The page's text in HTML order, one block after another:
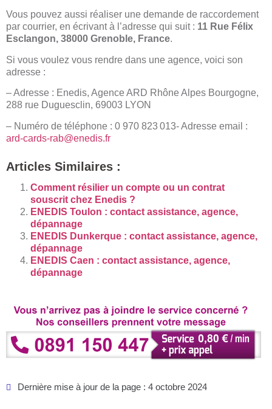
Vous pouvez aussi réaliser une demande de raccordement
par courrier, en écrivant à l’adresse qui suit : 11 Rue Félix
Esclangon, 38000 Grenoble, France.
Si vous voulez vous rendre dans une agence, voici son
adresse :
– Adresse : Enedis, Agence ARD Rhône Alpes Bourgogne,
288 rue Duguesclin, 69003 LYON
– Numéro de téléphone : 0 970 823 013- Adresse email :
ard-cards-rab@enedis.fr
Articles Similaires :
Comment résilier un compte ou un contrat
souscrit chez Enedis ?
ENEDIS Toulon : contact assistance, agence,
dépannage
ENEDIS Dunkerque : contact assistance, agence,
dépannage
ENEDIS Caen : contact assistance, agence,
dépannage
Dernière mise à jour de la page : 4 octobre 2024